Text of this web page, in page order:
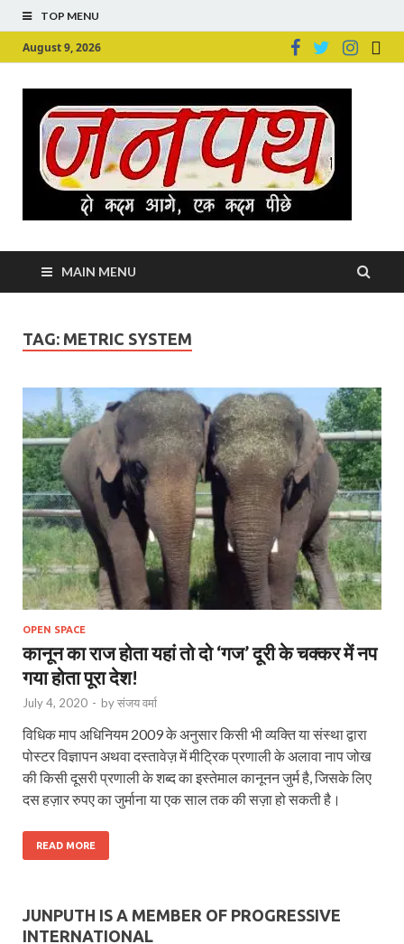
TOP MENU
August 9, 2026
MAIN MENU
TAG: METRIC SYSTEM
OPEN SPACE
कानून का राज होता यहां तो दो ‘गज’ दूरी के चक्कर में नप
गया होता पूरा देश!
July 4, 2020 - byसंजय वर्मा
विधिक माप अधिनियम 2009 के अनुसार किसी भी व्यक्ति या संस्था द्वारा
पोस्टर विज्ञापन अथवा दस्तावेज़ में मीट्रिक प्रणाली के अलावा नाप जोख
की किसी दूसरी प्रणाली के शब्द का इस्तेमाल कानूनन जुर्म है, जिसके लिए
दस हज़ार रुपए का जुर्माना या एक साल तक की सज़ा हो सकती है।
READ MORE
JUNPUTH IS A MEMBER OF PROGRESSIVE
INTERNATIONAL